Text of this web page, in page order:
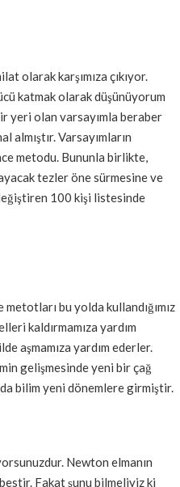
olarak karşımıza çıkıyor.
katmak olarak düşünüyorum
yeri olan varsayımla beraber
almıştır. Varsayımların
metodu. Bununla birlikte,
tezler öne sürmesine ve
100 kişi listesinde
metotları bu yolda kullandığımız
kaldırmamıza yardım
aşmamıza yardım ederler.
gelişmesinde yeni bir çağ
bilim yeni dönemlere girmiştir.
Newton elmanın
Fakat şunu bilmeliyiz ki